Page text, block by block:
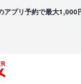
アプリ予約で最大1,000